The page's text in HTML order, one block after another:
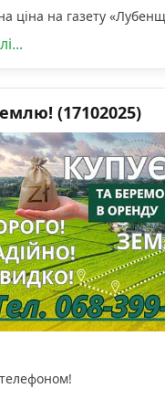
ціна на газету
(17102025)